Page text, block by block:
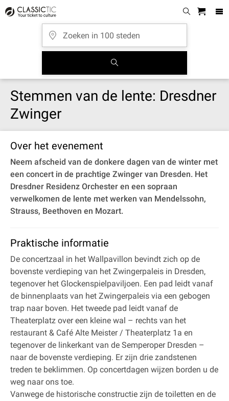
Stemmen van de lente: Dresdner
Zwinger
Over het evenement
Neem afscheid van de donkere dagen van de winter met
een concert in de prachtige Zwinger van Dresden. Het
Dresdner Residenz Orchester en een sopraan
verwelkomen de lente met werken van Mendelssohn,
Strauss, Beethoven en Mozart.
Praktische informatie
De concertzaal in het Wallpavillon bevindt zich op de
bovenste verdieping van het Zwingerpaleis in Dresden,
tegenover het Glockenspielpaviljoen. Een pad leidt vanaf
de binnenplaats van het Zwingerpaleis via een gebogen
trap naar boven. Het tweede pad leidt vanaf de
Theaterplatz over een kleine wal – rechts van het
restaurant & Café Alte Meister / Theaterplatz 1a en
tegenover de linkerkant van de Semperoper Dresden –
naar de bovenste verdieping. Er zijn drie zandstenen
treden te beklimmen. Op concertdagen wijzen borden u de
weg naar ons toe.
Vanwege de historische constructie zijn de toiletten en de